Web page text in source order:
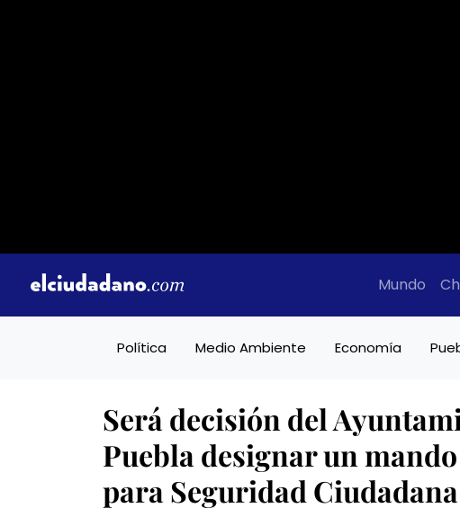
Mundo
Política Medio Ambiente Economía
Será decisión del
Puebla designar un
para Seguridad